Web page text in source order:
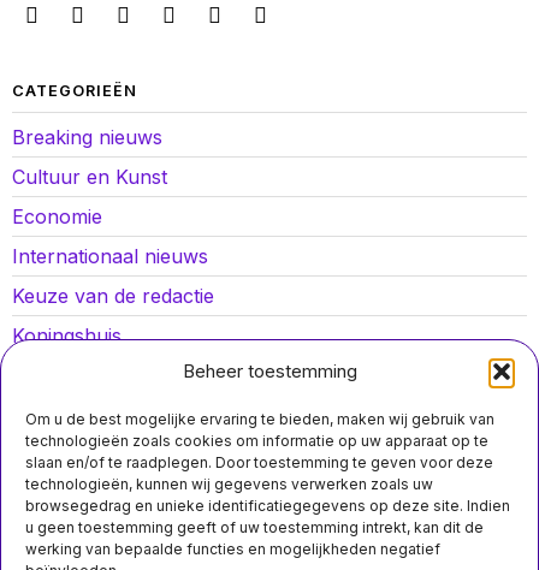
Beheer toestemming
Om u de best mogelijke ervaring te bieden, maken wij gebruik van
technologieën zoals cookies om informatie op uw apparaat op te
slaan en/of te raadplegen. Door toestemming te geven voor deze
technologieën, kunnen wij gegevens verwerken zoals uw
browsegedrag en unieke identificatiegegevens op deze site. Indien
u geen toestemming geeft of uw toestemming intrekt, kan dit de
werking van bepaalde functies en mogelijkheden negatief
CATEGORIEËN
Breaking nieuws
Cultuur en Kunst
Economie
Internationaal nieuws
Keuze van de redactie
Koningshuis
Oorlog in Oekraïne
Opinies
Politiek
Sport